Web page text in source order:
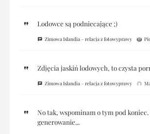
Lodowce są podniecające ;)
Zimowa Islandia – relacja z fotowyprawy
Zdjęcia jaskiń lodowych, to czysta
Zimowa Islandia – relacja z fotowyprawy
No tak, wspominam o tym pod
generowanie...